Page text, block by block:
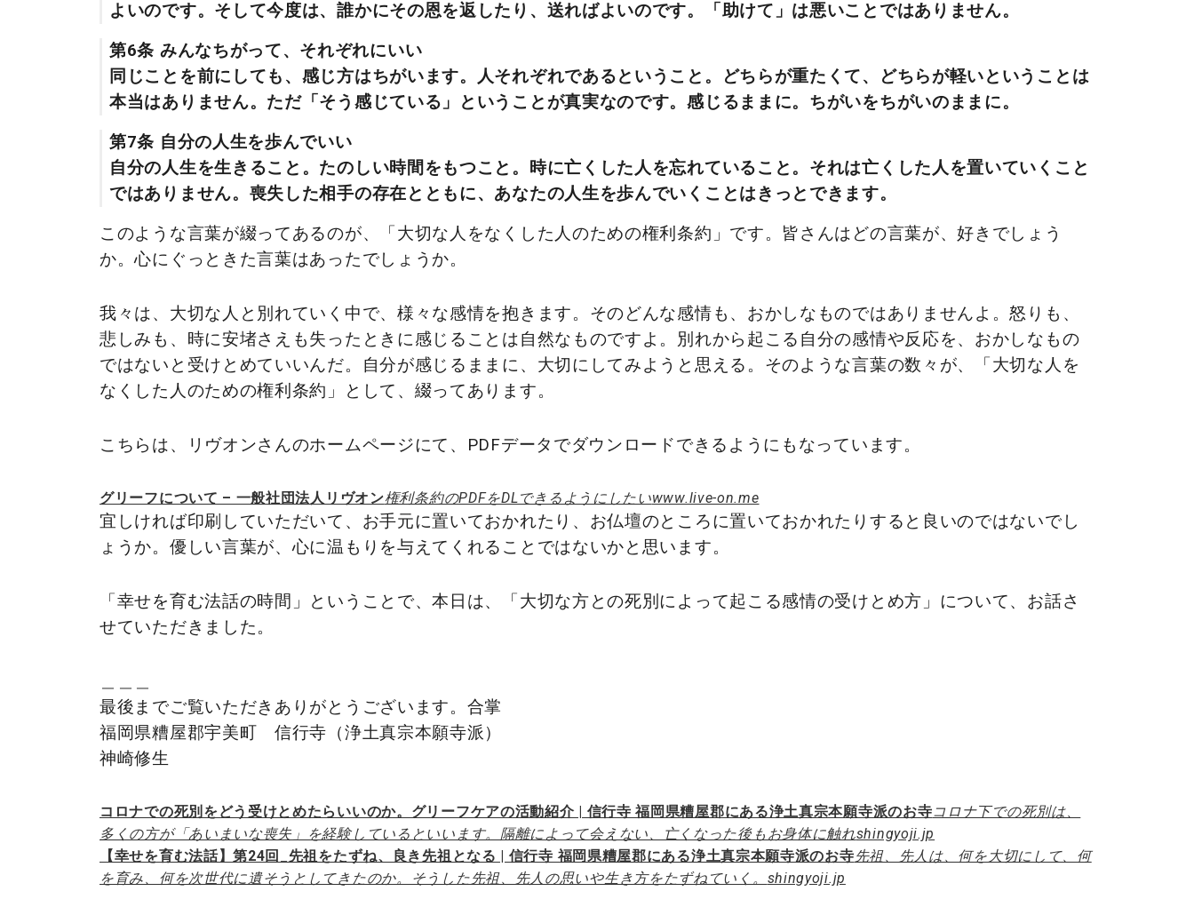
よいのです。そして今度は、誰かにその恩を返したり、送ればよいのです。「助けて」は悪いことではありません。
第6条 みんなちがって、それぞれにいい
同じことを前にしても、感じ方はちがいます。人それぞれであるということ。どちらが重たくて、どちらが軽いということは
本当はありません。ただ「そう感じている」ということが真実なのです。感じるままに。ちがいをちがいのままに。
第7条 自分の人生を歩んでいい
自分の人生を生きること。たのしい時間をもつこと。時に亡くした人を忘れていること。それは亡くした人を置いていくこと
ではありません。喪失した相手の存在とともに、あなたの人生を歩んでいくことはきっとできます。
このような言葉が綴ってあるのが、「大切な人をなくした人のための権利条約」です。皆さんはどの言葉が、好きでしょう
か。心にぐっときた言葉はあったでしょうか。
我々は、大切な人と別れていく中で、様々な感情を抱きます。そのどんな感情も、おかしなものではありませんよ。怒りも、
悲しみも、時に安堵さえも失ったときに感じることは自然なものですよ。別れから起こる自分の感情や反応を、おかしなもの
ではないと受けとめていいんだ。自分が感じるままに、大切にしてみようと思える。そのような言葉の数々が、「大切な人を
なくした人のための権利条約」として、綴ってあります。
こちらは、リヴオンさんのホームページにて、PDFデータでダウンロードできるようにもなっています。
グリーフについて – 一般社団法人リヴオン権利条約のPDFをDLできるようにしたいwww.live-on.me
宜しければ印刷していただいて、お手元に置いておかれたり、お仏壇のところに置いておかれたりすると良いのではないでし
ょうか。優しい言葉が、心に温もりを与えてくれることではないかと思います。
「幸せを育む法話の時間」ということで、本日は、「大切な方との死別によって起こる感情の受けとめ方」について、お話さ
せていただきました。
最後までご覧いただきありがとうございます。合掌
福岡県糟屋郡宇美町 信行寺（浄土真宗本願寺派）
神崎修生
コロナでの死別をどう受けとめたらいいのか。グリーフケアの活動紹介 | 信行寺 福岡県糟屋郡にある浄土真宗本願寺派のお寺コロナ下での死別は、
多くの方が「あいまいな喪失」を経験しているといいます。隔離によって会えない、亡くなった後もお身体に触れshingyoji.jp
【幸せを育む法話】第24回_先祖をたずね、良き先祖となる | 信行寺 福岡県糟屋郡にある浄土真宗本願寺派のお寺先祖、先人は、何を大切にして、何
を育み、何を次世代に遺そうとしてきたのか。そうした先祖、先人の思いや生き方をたずねていく。 shingyoji.jp